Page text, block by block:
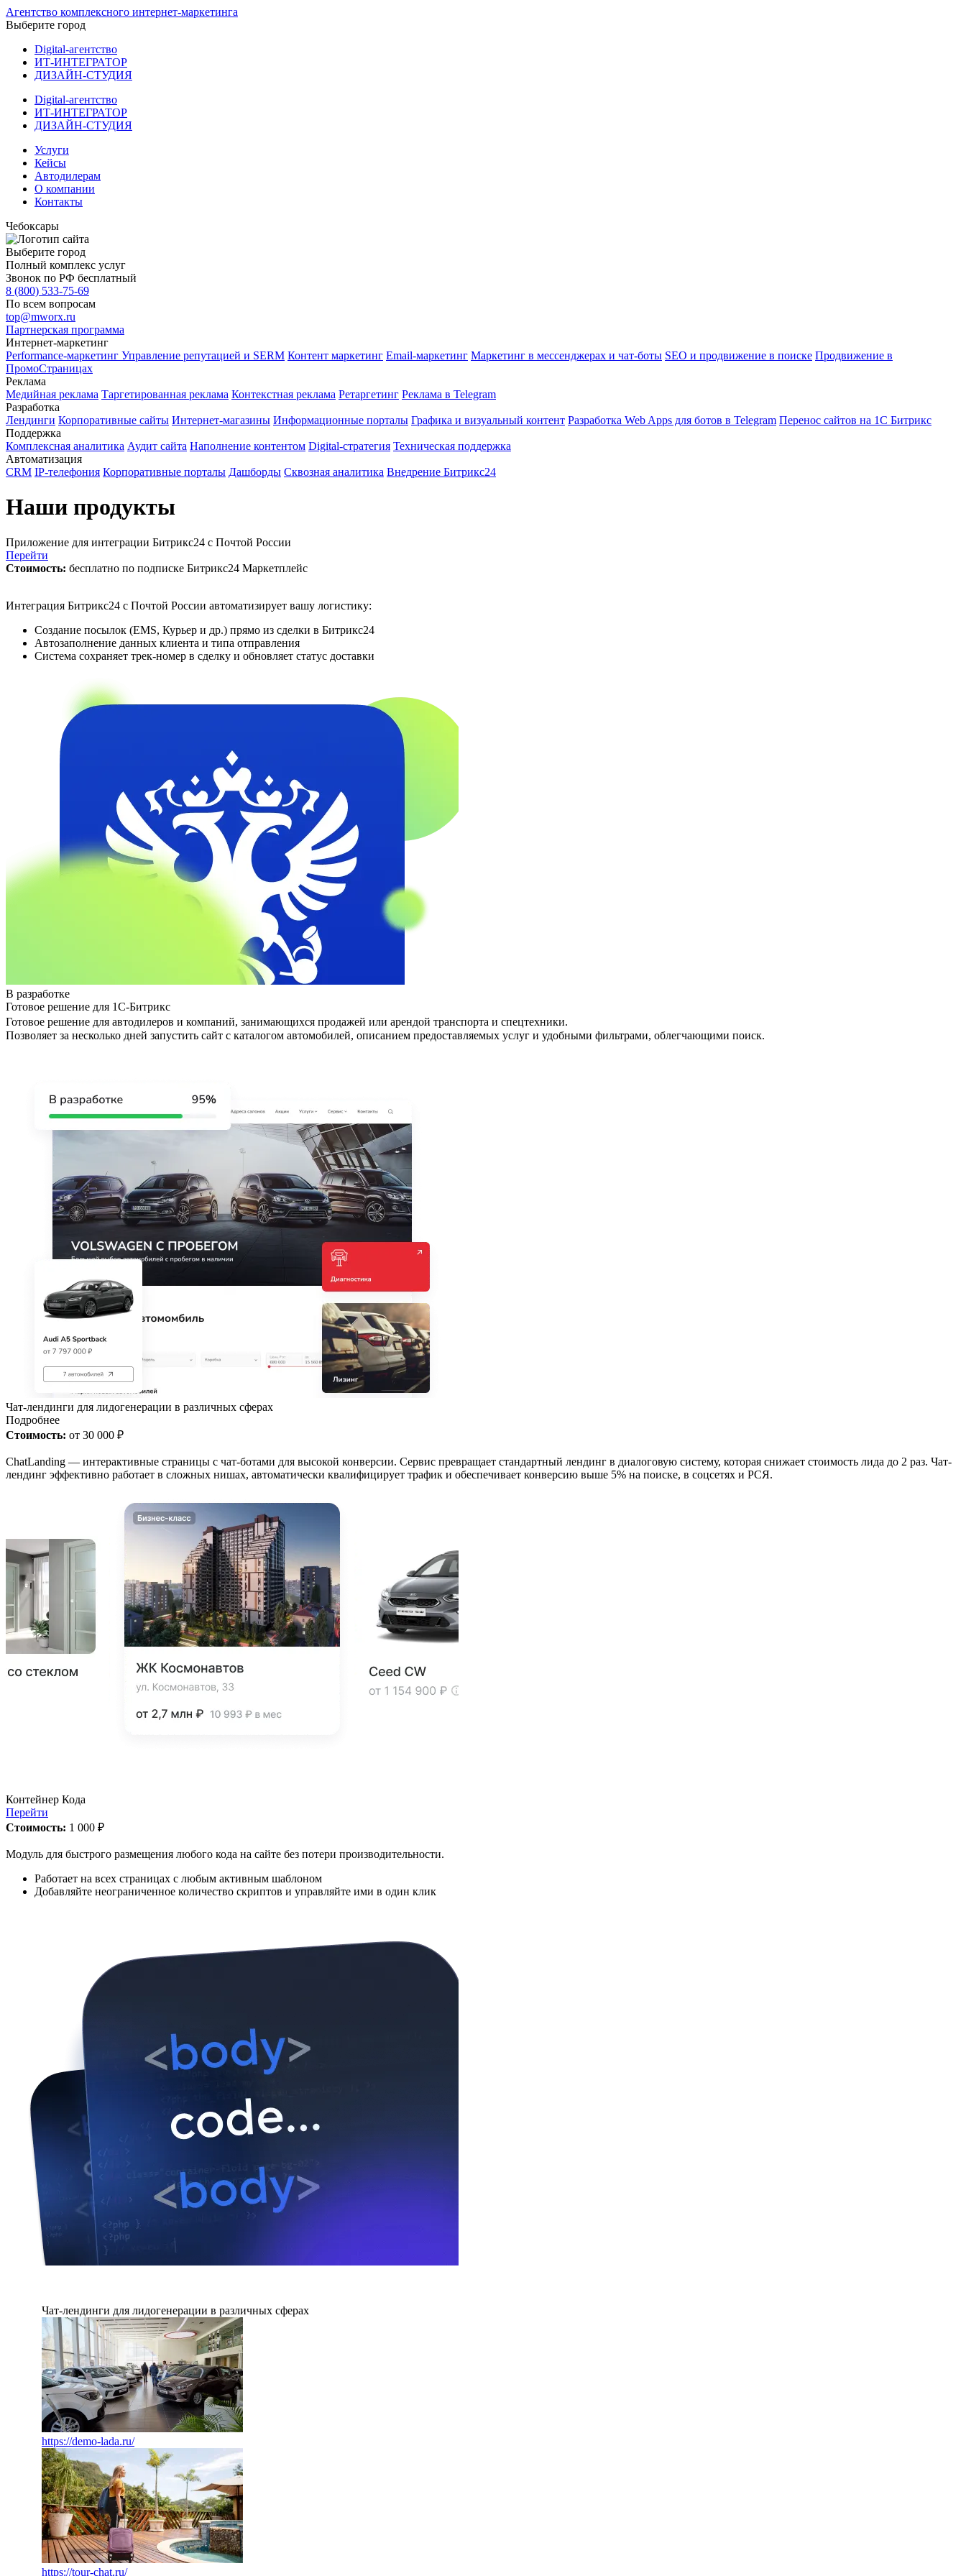
Агентство комплексного интернет-маркетинга
Выберите город
Digital-агентство
ИТ-ИНТЕГРАТОР
ДИЗАЙН-СТУДИЯ
Digital-агентство
ИТ-ИНТЕГРАТОР
ДИЗАЙН-СТУДИЯ
Услуги
Кейсы
Автодилерам
О компании
Контакты
Чебоксары
Выберите город
Полный комплекс услуг
Звонок по РФ бесплатный
8 (800) 533-75-69
По всем вопросам
top@mworx.ru
Партнерская программа
Интернет-маркетинг
Performance-маркетинг Управление репутацией и SERM Контент маркетинг Email-маркетинг Маркетинг в мессенджерах и чат-боты SEO и продвижение в поиске Продвижение в
ПромоСтраницах
Реклама
Медийная реклама Таргетированная реклама Контекстная реклама Ретаргетинг Реклама в Telegram
Разработка
Лендинги Корпоративные сайты Интернет-магазины Информационные порталы Графика и визуальный контент Разработка Web Apps для ботов в Telegram Перенос сайтов на 1С Битрикс
Поддержка
Комплексная аналитика Аудит сайта Наполнение контентом Digital-стратегия Техническая поддержка
Автоматизация
CRM IP-телефония Корпоративные порталы Дашборды Сквозная аналитика Внедрение Битрикс24
Наши продукты
Приложение для интеграции Битрикс24 с Почтой России
Перейти
Стоимость: бесплатно по подписке Битрикс24 Маркетплейс
Интеграция Битрикс24 с Почтой России автоматизирует вашу логистику:
Создание посылок (EMS, Курьер и др.) прямо из сделки в Битрикс24
Автозаполнение данных клиента и типа отправления
Система сохраняет трек-номер в сделку и обновляет статус доставки
В разработке
Готовое решение для 1С-Битрикс
Готовое решение для автодилеров и компаний, занимающихся продажей или арендой транспорта и спецтехники.
Позволяет за несколько дней запустить сайт с каталогом автомобилей, описанием предоставляемых услуг и удобными фильтрами, облегчающими поиск.
Чат-лендинги для лидогенерации в различных сферах
Подробнее
Стоимость: от 30 000 ₽
ChatLanding — интерактивные страницы с чат-ботами для высокой конверсии. Сервис превращает стандартный лендинг в диалоговую систему, которая снижает стоимость лида до 2 раз. Чат-
лендинг эффективно работает в сложных нишах, автоматически квалифицирует трафик и обеспечивает конверсию выше 5% на поиске, в соцсетях и РСЯ.
Контейнер Кода
Перейти
Стоимость: 1 000 ₽
Модуль для быстрого размещения любого кода на сайте без потери производительности.
Работает на всех страницах с любым активным шаблоном
Добавляйте неограниченное количество скриптов и управляйте ими в один клик
Чат-лендинги для лидогенерации в различных сферах
https://demo-lada.ru/
https://tour-chat.ru/